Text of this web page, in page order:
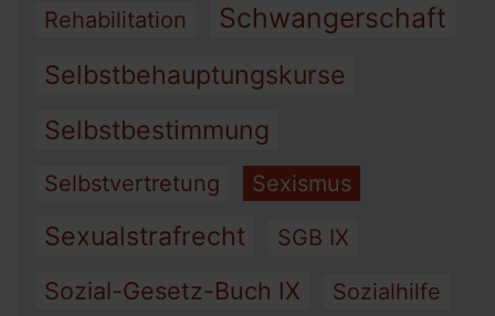
Rehabilitation Schwangerschaft
Selbstbehauptungskurse
Selbstbestimmung
Selbstvertretung Sexismus
Sexualstrafrecht SGB IX
Sozial-Gesetz-Buch IX Sozialhilfe